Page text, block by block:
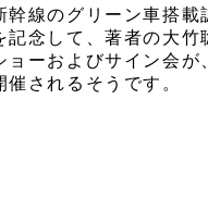
幹線のグリーン車搭
記念して、著者の大
ョーおよびサイン会
されるそうです。